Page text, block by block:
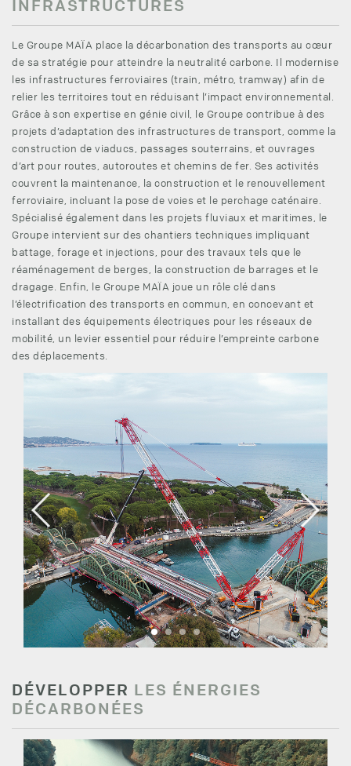
INFRASTRUCTURES
Le Groupe MAÏA place la décarbonation des transports au cœur
de sa stratégie pour atteindre la neutralité carbone. Il modernise
les infrastructures ferroviaires (train, métro, tramway) afin de
relier les territoires tout en réduisant l’impact environnemental.
Grâce à son expertise en génie civil, le Groupe contribue à des
projets d’adaptation des infrastructures de transport, comme la
construction de viaducs, passages souterrains, et ouvrages
d’art pour routes, autoroutes et chemins de fer. Ses activités
couvrent la maintenance, la construction et le renouvellement
ferroviaire, incluant la pose de voies et le perchage caténaire.
Spécialisé également dans les projets fluviaux et maritimes, le
Groupe intervient sur des chantiers techniques impliquant
battage, forage et injections, pour des travaux tels que le
réaménagement de berges, la construction de barrages et le
dragage. Enfin, le Groupe MAÏA joue un rôle clé dans
l’électrification des transports en commun, en concevant et
installant des équipements électriques pour les réseaux de
mobilité, un levier essentiel pour réduire l’empreinte carbone
des déplacements.
DÉVELOPPER LES ÉNERGIES
DÉCARBONÉES